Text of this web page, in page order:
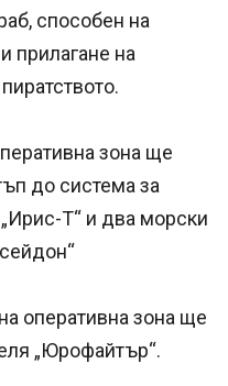
способен на
прилагане на
зона ще
до система за
T“ и два морски
оперативна зона ще
„Юрофайтър“.